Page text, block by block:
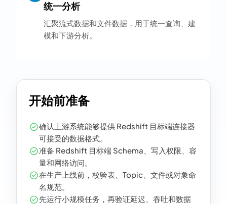
统一分析
汇聚流式数据和文件数据，用于统一查询、建
模和下游分析。
开始前准备
确认上游系统能够提供 Redshift 目标端连接器
可接受的数据格式。
准备 Redshift 目标端 Schema、写入权限、容
量和网络访问。
在生产上线前，校验表、Topic、文件或对象命
名规范。
先运行小规模任务，再验证延迟、吞吐和数据